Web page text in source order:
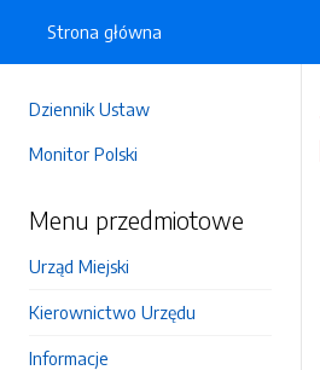
Dziennik Ustaw
Monitor Polski
Menu przedmiotowe
Urząd Miejski
Kierownictwo Urzędu
Informacje
Strona główna